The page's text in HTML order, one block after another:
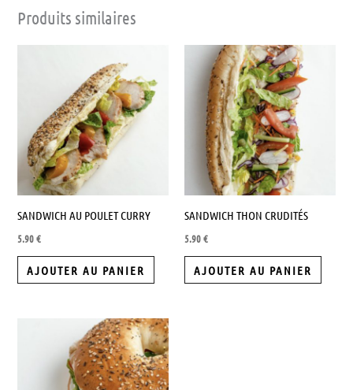
Produits similaires
SANDWICH AU POULET CURRY
5.90€
AJOUTER AU PANIER
SANDWICH THON CRUDITÉS
5.90€
AJOUTER AU PANIER